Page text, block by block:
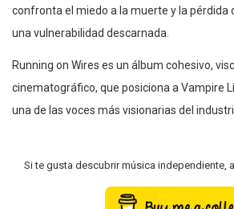
confronta el miedo a la muerte y la pérdida
una vulnerabilidad descarnada.
Running on Wires es un álbum cohesivo,
cinematográfico, que posiciona a Vampire
una de las voces más visionarias del
Si te gusta descubrir música independiente,